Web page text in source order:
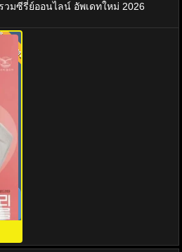
วมซีรี่ย์ออนไลน์ อัพเดทใหม่ 2026
สี่
ย
ย์ไทย